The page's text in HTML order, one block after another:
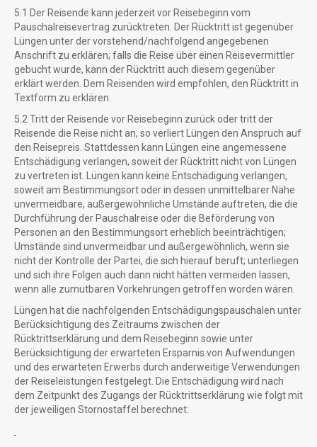
5.1 Der Reisende kann jederzeit vor Reisebeginn vom
Pauschalreisevertrag zurücktreten. Der Rücktritt ist gegenüber
Lüngen unter der vorstehend/nachfolgend angegebenen
Anschrift zu erklären; falls die Reise über einen Reisevermittler
gebucht wurde, kann der Rücktritt auch diesem gegenüber
erklärt werden. Dem Reisenden wird empfohlen, den Rücktritt in
Textform zu erklären.
5.2 Tritt der Reisende vor Reisebeginn zurück oder tritt der
Reisende die Reise nicht an, so verliert Lüngen den Anspruch auf
den Reisepreis. Stattdessen kann Lüngen eine angemessene
Entschädigung verlangen, soweit der Rücktritt nicht von Lüngen
zu vertreten ist. Lüngen kann keine Entschädigung verlangen,
soweit am Bestimmungsort oder in dessen unmittelbarer Nähe
unvermeidbare, außergewöhnliche Umstände auftreten, die die
Durchführung der Pauschalreise oder die Beförderung von
Personen an den Bestimmungsort erheblich beeinträchtigen;
Umstände sind unvermeidbar und außergewöhnlich, wenn sie
nicht der Kontrolle der Partei, die sich hierauf beruft; unterliegen
und sich ihre Folgen auch dann nicht hätten vermeiden lassen,
wenn alle zumutbaren Vorkehrungen getroffen worden wären.
Lüngen hat die nachfolgenden Entschädigungspauschalen unter
Berücksichtigung des Zeitraums zwischen der
Rücktrittserklärung und dem Reisebeginn sowie unter
Berücksichtigung der erwarteten Ersparnis von Aufwendungen
und des erwarteten Erwerbs durch anderweitige Verwendungen
der Reiseleistungen festgelegt. Die Entschädigung wird nach
dem Zeitpunkt des Zugangs der Rücktrittserklärung wie folgt mit
der jeweiligen Stornostaffel berechnet: